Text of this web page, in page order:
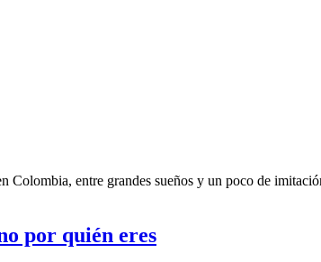
Colombia, entre grandes sueños y un poco de
por quién eres